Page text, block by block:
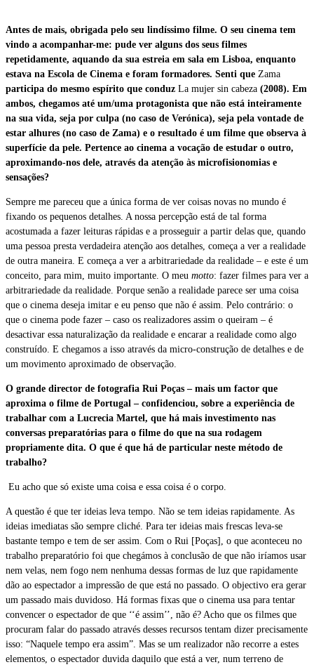
Antes de mais, obrigada pelo seu lindíssimo filme. O seu cinema tem
vindo a acompanhar-me: pude ver alguns dos seus filmes
repetidamente, aquando da sua estreia em sala em Lisboa, enquanto
estava na Escola de Cinema e foram formadores. Senti que Zama
participa do mesmo espírito que conduz La mujer sin cabeza (2008). Em
ambos, chegamos até um/uma protagonista que não está inteiramente
na sua vida, seja por culpa (no caso de Verónica), seja pela vontade de
estar alhures (no caso de Zama) e o resultado é um filme que observa à
superfície da pele. Pertence ao cinema a vocação de estudar o outro,
aproximando-nos dele, através da atenção às microfisionomias e
sensações?
Sempre me pareceu que a única forma de ver coisas novas no mundo é
fixando os pequenos detalhes. A nossa percepção está de tal forma
acostumada a fazer leituras rápidas e a prosseguir a partir delas que, quando
uma pessoa presta verdadeira atenção aos detalhes, começa a ver a realidade
de outra maneira. E começa a ver a arbitrariedade da realidade – e este é um
conceito, para mim, muito importante. O meu motto: fazer filmes para ver a
arbitrariedade da realidade. Porque senão a realidade parece ser uma coisa
que o cinema deseja imitar e eu penso que não é assim. Pelo contrário: o
que o cinema pode fazer – caso os realizadores assim o queiram – é
desactivar essa naturalização da realidade e encarar a realidade como algo
construído. E chegamos a isso através da micro-construção de detalhes e de
um movimento aproximado de observação.
O grande director de fotografia Rui Poças – mais um factor que
aproxima o filme de Portugal – confidenciou, sobre a experiência de
trabalhar com a Lucrecia Martel, que há mais investimento nas
conversas preparatórias para o filme do que na sua rodagem
propriamente dita. O que é que há de particular neste método de
trabalho?
Eu acho que só existe uma coisa e essa coisa é o corpo.
A questão é que ter ideias leva tempo. Não se tem ideias rapidamente. As
ideias imediatas são sempre cliché. Para ter ideias mais frescas leva-se
bastante tempo e tem de ser assim. Com o Rui [Poças], o que aconteceu no
trabalho preparatório foi que chegámos à conclusão de que não iríamos usar
nem velas, nem fogo nem nenhuma dessas formas de luz que rapidamente
dão ao espectador a impressão de que está no passado. O objectivo era gerar
um passado mais duvidoso. Há formas fixas que o cinema usa para tentar
convencer o espectador de que ‘‘é assim’’, não é? Acho que os filmes que
procuram falar do passado através desses recursos tentam dizer precisamente
isso: “Naquele tempo era assim”. Mas se um realizador não recorre a estes
elementos, o espectador duvida daquilo que está a ver, num terreno de